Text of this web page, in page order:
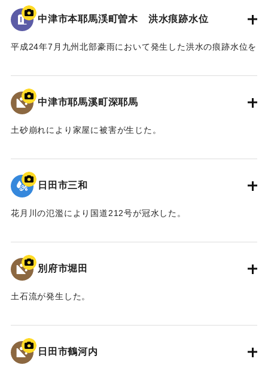
馬3橋」として全国的にも文化財的価値の高い構造物であるこ
とから、馬溪橋の架替については、文化庁の文化審議会、中
水対策については地域合意が前提」として、治水や文化財等
の学識者を交えた「山国川治水対策検討委員会」を設置し、
平成27年1月から平成28年3月にわたり、架替を含む複数の治
最終的に、「馬溪橋を存置して、河道掘削と川幅拡幅、堤
防整備を行う」治水対策案を、模型実験により地元住民と確
認し合意を経て、整備方針として決定した。
景観保全など多分野にわたる検討を、国土交通省、中津市な
平成30年11月 国土交通省山国川河川事務所
中津市
【出典：碑文】
｜固有コード:09922073
｜固有コード: 09922066
中津市本耶馬渓町曽木 洪水痕跡水位
平成24年7月九州北部豪雨において発生した洪水の痕跡水位を
青の禅海橋のたもとに設置してある。
｜固有コード: 09922065
中津市耶馬溪町深耶馬
土砂崩れにより家屋に被害が生じた。
｜固有コード:09922064
日田市三和
花月川の氾濫により国道212号が冠水した。
｜固有コード:09922063
別府市堀田
土石流が発生した。
｜固有コード:09922062
日田市鶴河内